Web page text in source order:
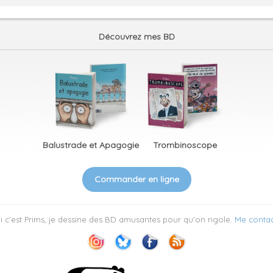
Découvrez mes BD
Balustrade et Apagogie Trombinoscope
Commander en ligne
c'est Prims, je dessine des BD amusantes pour qu'on rigole. Me